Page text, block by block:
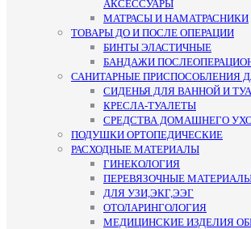
АКСЕССУАРЫ
МАТРАСЫ И НАМАТРАСНИКИ
ТОВАРЫ ДО И ПОСЛЕ ОПЕРАЦИИ
БИНТЫ ЭЛАСТИЧНЫЕ
БАНДАЖИ
САНИТАРНЫЕ ПРИСПОСОБЛЕНИЯ
СИДЕНЬЯ ДЛЯ ВАННОЙ И
КРЕСЛА-ТУАЛЕТЫ
СРЕДСТВА ДОМАШНЕГО
ПОДУШКИ ОРТОПЕДИЧЕСКИЕ
РАСХОДНЫЕ МАТЕРИАЛЫ
ГИНЕКОЛОГИЯ
ПЕРЕВЯЗОЧНЫЕ
ДЛЯ УЗИ,ЭКГ,ЭЭГ
ОТОЛАРИНГОЛОГИЯ
МЕДИЦИНСКИЕ ИЗДЕЛИЯ